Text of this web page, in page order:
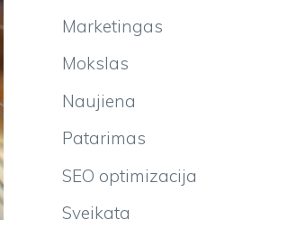
Marketingas
Mokslas
Naujiena
Patarimas
SEO optimizacija
Sveikata